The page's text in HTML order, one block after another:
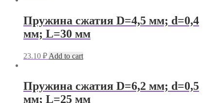
Пружина сжатия D=4,5 мм; d=0,4
мм; L=30 мм
23.10 ₽ Add to cart
Пружина сжатия D=6,2 мм; d=0,5
мм; L=25 мм